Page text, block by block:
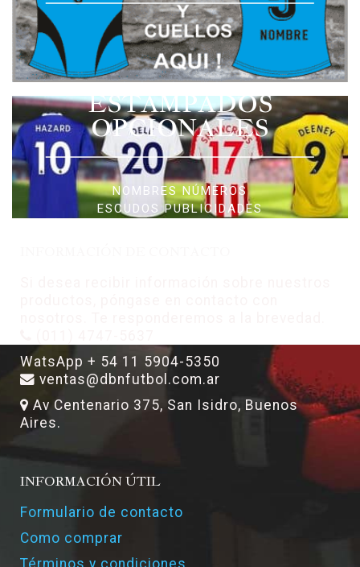
ESTAMPADOS
OPCIONALES
NOMBRES NÚMEROS
ESCUDOS PUBLICIDADES
WatsApp + 54 11 5904-5350
ventas@dbnfutbol.com.ar
Av Centenario 375, San Isidro, Buenos
Aires.
INFORMACIÓN ÚTIL
Formulario de contacto
Como comprar
Términos y condiciones